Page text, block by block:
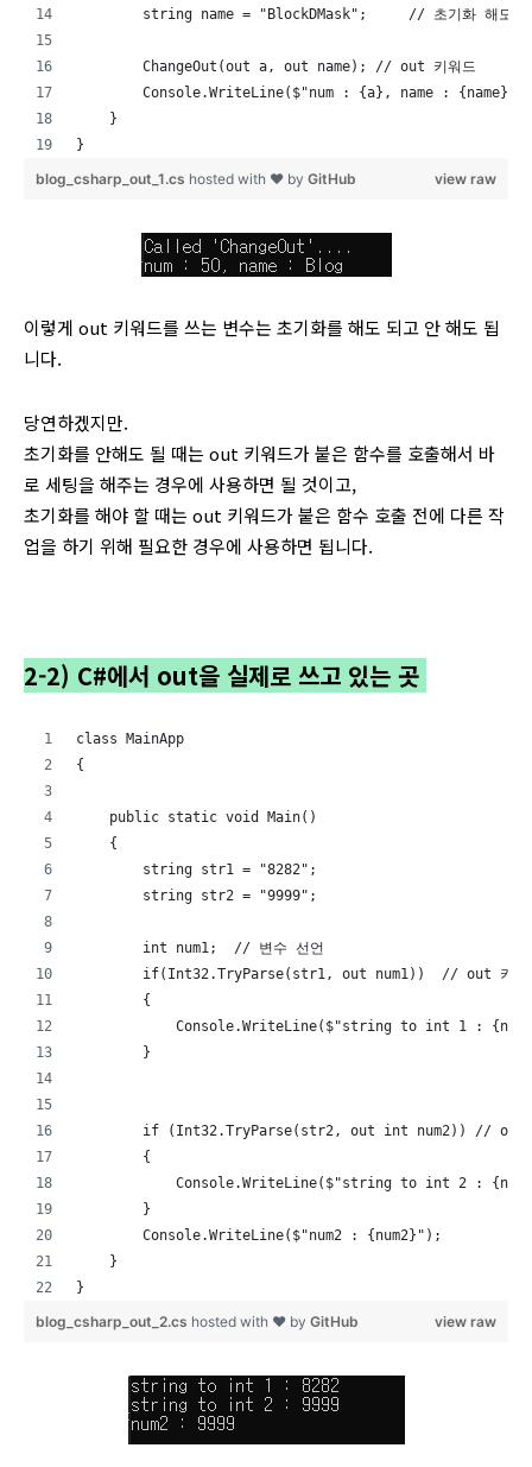
string name = "BlockDMask";     // 초기화 해도
        ChangeOut(out a, out name); // out 키워드
Console.WriteLine($"num : {a}, name :
    }
}
view raw
blog_csharp_out_1.cs hosted with ❤ by GitHub
이렇게 out 키워드를 쓰는 변수는 초기화를 해도 되고 안 해도 됩
니다.
당연하겠지만.
초기화를 안해도 될 때는 out 키워드가 붙은 함수를 호출해서 바
로 세팅을 해주는 경우에 사용하면 될 것이고,
초기화를 해야 할 때는 out 키워드가 붙은 함수 호출 전에 다른 작
업을 하기 위해 필요한 경우에 사용하면 됩니다.
2-2) C#에서 out을 실제로 쓰고 있는 곳
class MainApp
{
    public static void Main()
    {
        string str1 = "8282";
        string str2 = "9999";
        int num1;  // 변수 선언
if(Int32.TryParse(str1, out num1))  // out 키워
        {
Console.WriteLine($"string to int 1 :
        }
if (Int32.TryParse(str2, out int num2)) // out
        {
Console.WriteLine($"string to int 2 :
        }
        Console.WriteLine($"num2 : {num2}");
    }
}
view raw
blog_csharp_out_2.cs hosted with ❤ by GitHub